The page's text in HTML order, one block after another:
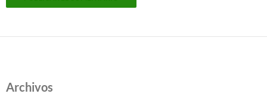
Archivos